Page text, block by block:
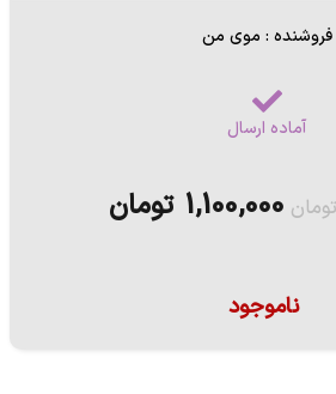
فروشنده : موی من
آماده ارسال
تومان 1,100,000 تومان
ناموجود